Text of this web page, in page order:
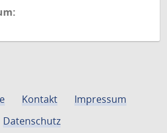
Kontakt
Impressum
Datenschutz